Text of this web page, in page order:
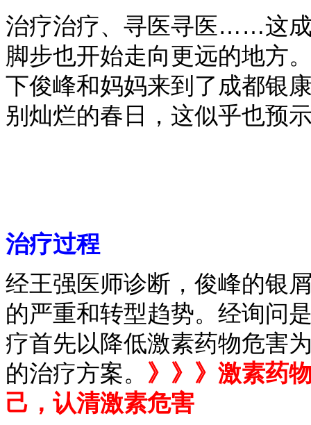
治疗治疗、寻医寻医……这
脚步也开始走向更远的地方
下俊峰和妈妈来到了成都银
别灿烂的春日，这似乎也预
治疗过程
经王强医师诊断，俊峰的银
的严重和转型趋势。经询问
疗首先以降低激素药物危害
的治疗方案。 》》》激素药
己，认清激素危害